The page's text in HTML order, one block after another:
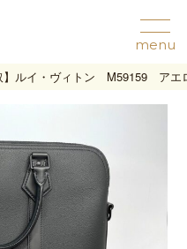
】ルイ・ヴィトン M59159 ア